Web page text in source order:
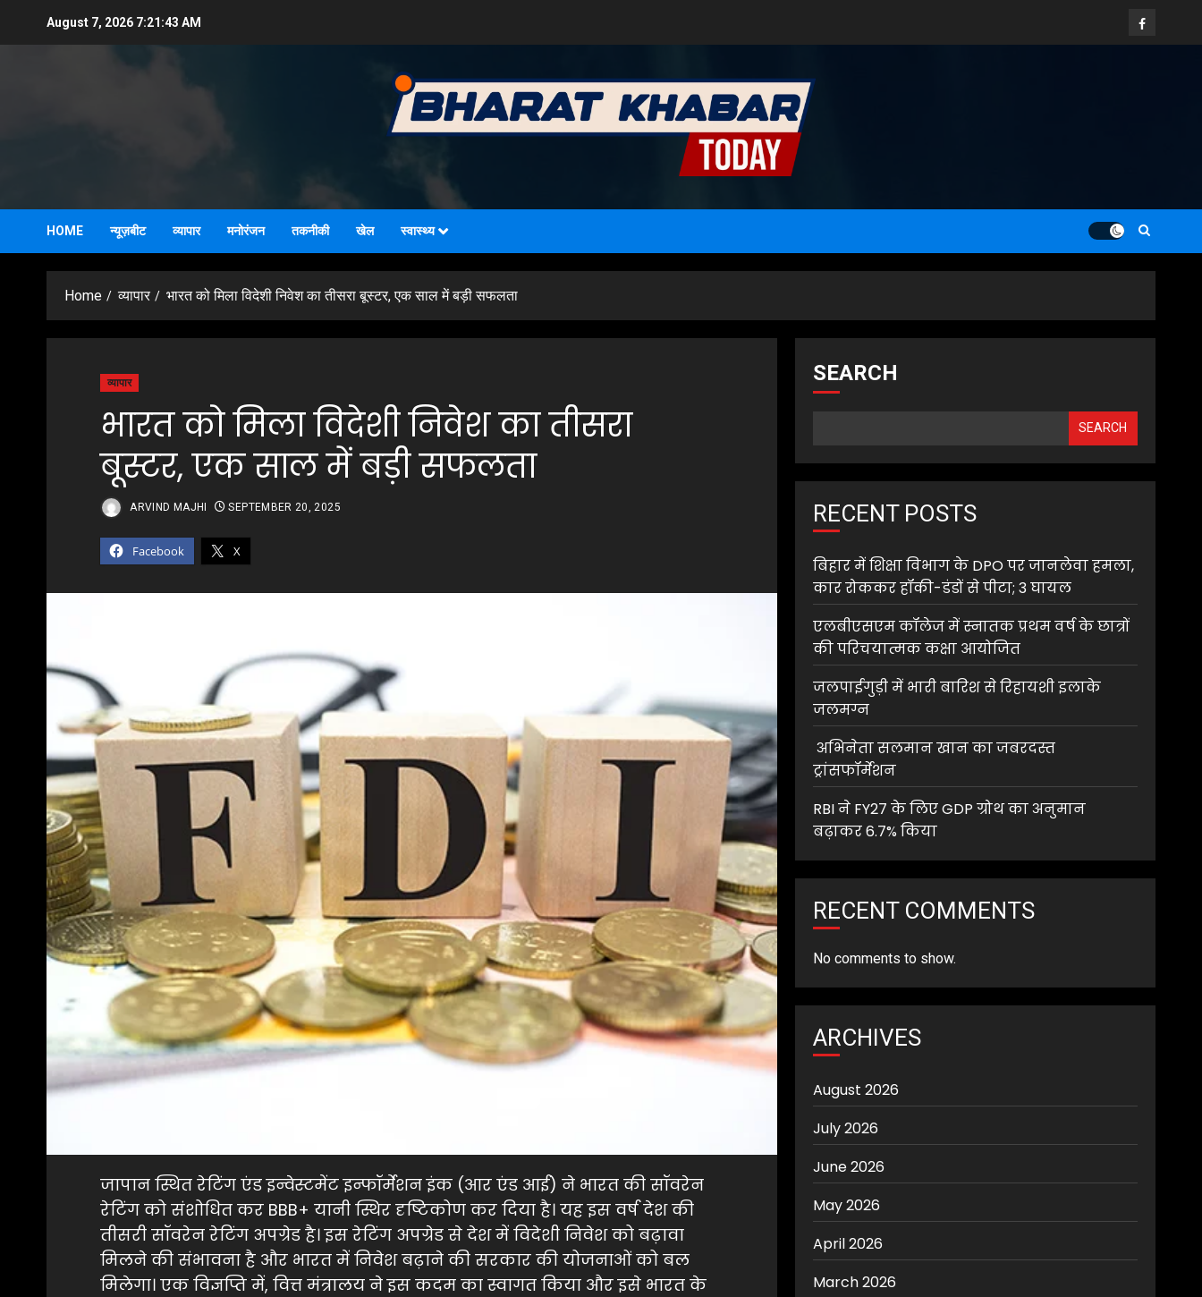
August 7, 2026 7:21:44 AM Facebook
HOME न्यूज़बीट व्यापार मनोरंजन तकनीकी खेल स्वास्थ्य
Home व्यापार भारत को मिला विदेशी निवेश का तीसरा बूस्टर, एक साल में बड़ी सफलता
व्यापार
भारत को मिला विदेशी निवेश का तीसरा
बूस्टर, एक साल में बड़ी सफलता
Facebook X
ARVIND MAJHI SEPTEMBER 20, 2025
जापान स्थित रेटिंग एंड इन्वेस्टमेंट इन्फॉर्मेशन इंक (आर एंड आई) ने भारत की सॉवरेन
रेटिंग को संशोधित कर BBB+ यानी स्थिर दृष्टिकोण कर दिया है। यह इस वर्ष देश की
तीसरी सॉवरेन रेटिंग अपग्रेड है। इस रेटिंग अपग्रेड से देश में विदेशी निवेश को बढ़ावा
मिलने की संभावना है और भारत में निवेश बढ़ाने की सरकार की योजनाओं को बल
मिलेगा। एक विज्ञप्ति में, वित्त मंत्रालय ने इस कदम का स्वागत किया और इसे भारत के
SEARCH
SEARCH
RECENT POSTS
बिहार में शिक्षा विभाग के DPO पर जानलेवा हमला,
कार रोककर हॉकी-डंडों से पीटा; 3 घायल
एलबीएसएम कॉलेज में स्नातक प्रथम वर्ष के छात्रों
की परिचयात्मक कक्षा आयोजित
जलपाईगुड़ी में भारी बारिश से रिहायशी इलाके
जलमग्न
अभिनेता सलमान खान का जबरदस्त
ट्रांसफॉर्मेशन
RBI ने FY27 के लिए GDP ग्रोथ का अनुमान
बढ़ाकर 6.7% किया
RECENT COMMENTS
No comments to show.
ARCHIVES
August 2026
July 2026
June 2026
May 2026
April 2026
March 2026